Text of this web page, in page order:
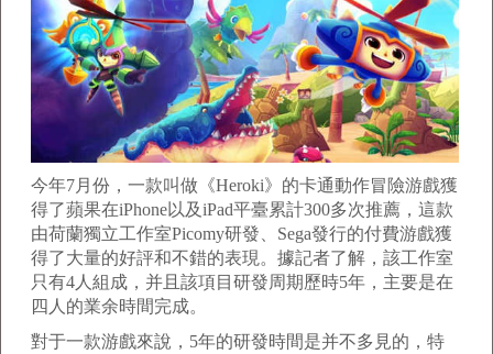
今年7月份，一款叫做《Heroki》的卡通動作冒險游戲獲
得了蘋果在iPhone以及iPad平臺累計300多次推薦，這款
由荷蘭獨立工作室Picomy研發、Sega發行的付費游戲獲
得了大量的好評和不錯的表現。據記者了解，該工作室
只有4人組成，并且該項目研發周期歷時5年，主要是在
四人的業余時間完成。
對于一款游戲來說，5年的研發時間是并不多見的，特